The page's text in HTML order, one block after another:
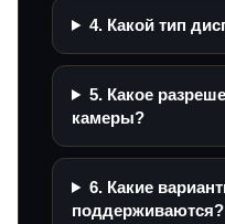
4. Какой тип
5. Какое
камеры?
6. Какие
поддерживаются?